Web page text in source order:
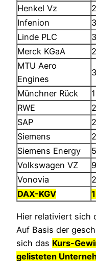
Henkel Vz
Infenion
Linde PLC
Merck KGaA
MTU Aero
Engines
Münchner Rück
RWE
SAP
Siemens
Siemens Energy
Volkswagen VZ
Vonovia
DAX-KGV
Hier relativiert sich
Auf Basis der
sich das Kurs-
gelisteten